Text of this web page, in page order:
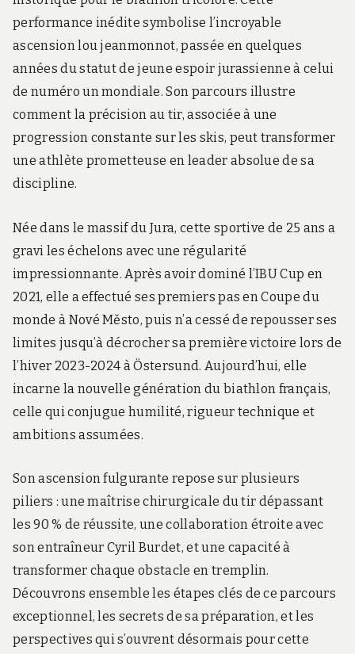
performance inédite symbolise l’incroyable
ascension lou jeanmonnot, passée en quelques
années du statut de jeune espoir jurassienne à celui
de numéro un mondiale. Son parcours illustre
comment la précision au tir, associée à une
progression constante sur les skis, peut transformer
une athlète prometteuse en leader absolue de sa
discipline.
Née dans le massif du Jura, cette sportive de 25 ans a
gravi les échelons avec une régularité
impressionnante. Après avoir dominé l’IBU Cup en
2021, elle a effectué ses premiers pas en Coupe du
monde à Nové Město, puis n’a cessé de repousser ses
limites jusqu’à décrocher sa première victoire lors de
l’hiver 2023-2024 à Östersund. Aujourd’hui, elle
incarne la nouvelle génération du biathlon français,
celle qui conjugue humilité, rigueur technique et
ambitions assumées.
Son ascension fulgurante repose sur plusieurs
piliers : une maîtrise chirurgicale du tir dépassant
les 90 % de réussite, une collaboration étroite avec
son entraîneur Cyril Burdet, et une capacité à
transformer chaque obstacle en tremplin.
Découvrons ensemble les étapes clés de ce parcours
exceptionnel, les secrets de sa préparation, et les
perspectives qui s’ouvrent désormais pour cette